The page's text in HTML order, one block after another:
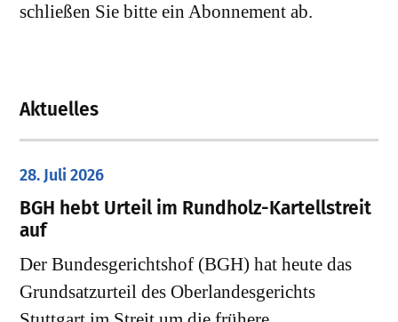
schließen Sie bitte ein Abonnement ab.
Aktuelles
28. Juli 2026
​BGH hebt Urteil im Rundholz-Kartellstreit
auf
Der Bundesgerichtshof (BGH) hat heute das
Grundsatzurteil des Oberlandesgerichts